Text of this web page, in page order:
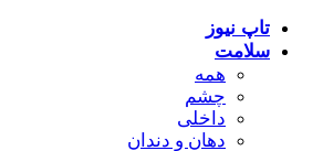
تاپ نیوز
سلامت
همه
چشم
داخلی
دهان و دندان